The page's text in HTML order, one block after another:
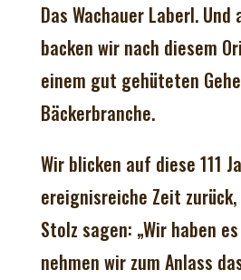
Das Wachauer Laberl.
backen wir nach diesem
einem gut gehüteten
Bäckerbranche.
Wir blicken auf diese 111
ereignisreiche Zeit
Stolz sagen: „Wir haben
nehmen wir zum Anlass